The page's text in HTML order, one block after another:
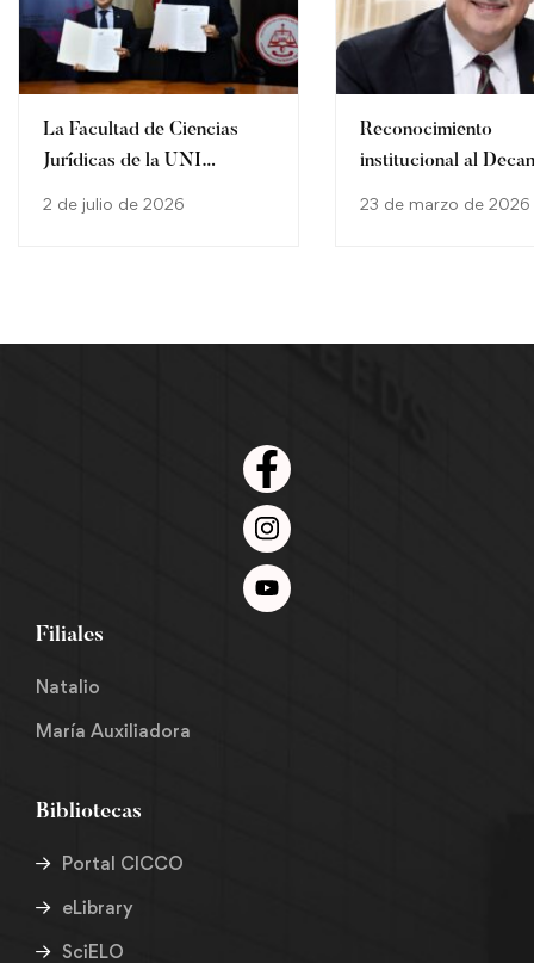
La Facultad de Ciencias
Jurídicas de la UNI
2 de julio de 2026
Reconocimiento
institucional al
23 de marzo de 2026
Filiales
Natalio
María Auxiliadora
Bibliotecas
Portal CICCO
eLibrary
SciELO